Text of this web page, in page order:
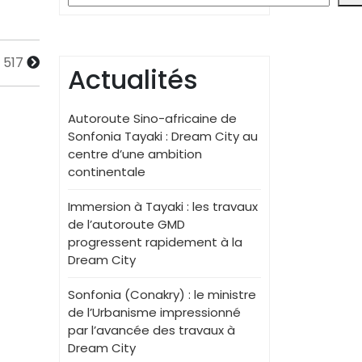
Actualités
Autoroute Sino-africaine de
Sonfonia Tayaki : Dream City au
centre d’une ambition
continentale
Immersion à Tayaki : les travaux
de l’autoroute GMD
progressent rapidement à la
Dream City
Sonfonia (Conakry) : le ministre
de l’Urbanisme impressionné
par l’avancée des travaux à
Dream City